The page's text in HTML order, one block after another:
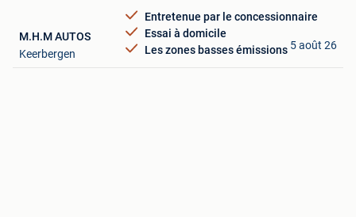
Entretenue par le concessionnaire
Essai à domicile
Les zones basses émissions
M.H.M AUTOS
Keerbergen
5 août 26